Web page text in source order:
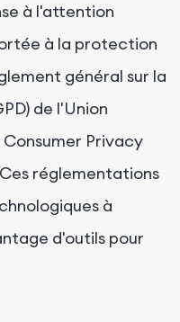
à l'attention
à la protection
général sur la
de l'Union
Privacy
réglementations
à
d'outils pour